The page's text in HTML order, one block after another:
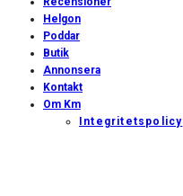
Helgon
Poddar
Butik
Annonsera
Kontakt
Om Km
Integritetspolicy